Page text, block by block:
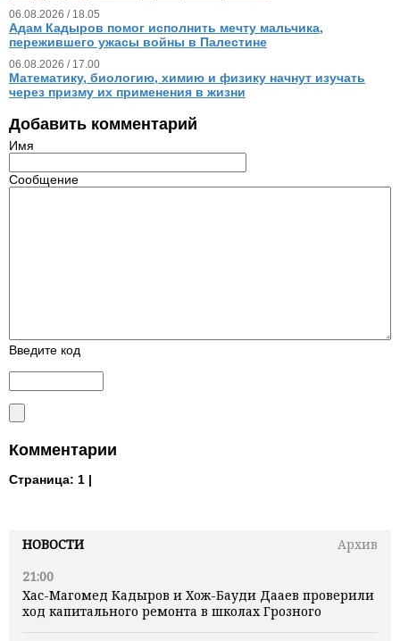
НОВОСТИ
Архив
21:00
Хас-Магомед Кадыров и Хож-Бауди Дааев проверили
ход капитального ремонта в школах Грозного
06.08.2026 / 18.05
Адам Кадыров помог исполнить мечту мальчика,
пережившего ужасы войны в Палестине
06.08.2026 / 17.00
Математику, биологию, химию и физику начнут изучать
через призму их применения в жизни
Добавить комментарий
Имя
Сообщение
Введите код
Комментарии
Страница: 1 |